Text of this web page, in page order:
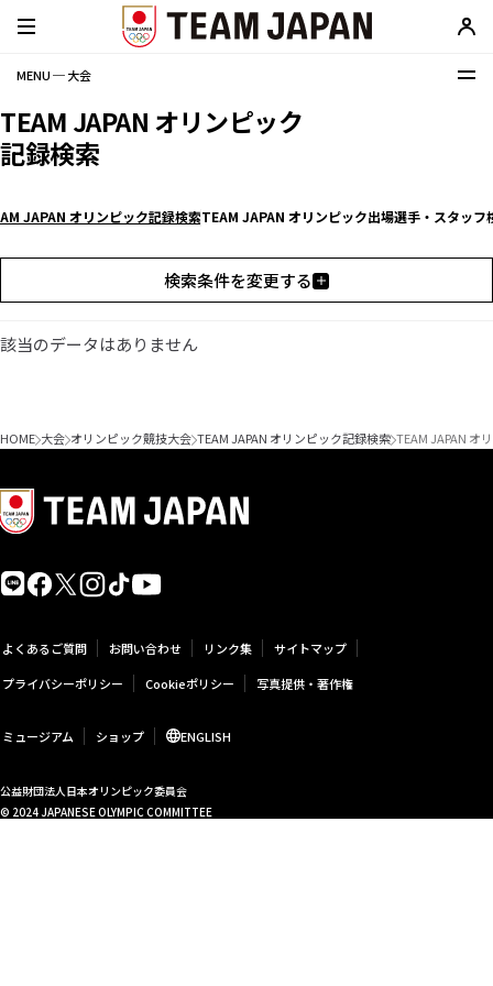
MENU ─ 大会
TEAM JAPAN オリンピック
記録検索
JAPAN オリンピック記録検索TEAM JAPAN オリンピック出場選手・スタッフ
検索条件を変更する
該当のデータはありません
HOME 大会 オリンピック競技大会 TEAM JAPAN オリンピック記録検索 TEAM JAPAN オ
よくあるご質問 お問い合わせ リンク集
サイトマップ
プライバシーポリシー
Cookieポリシー 写真提供・著作権
ミュージアム ショップ ENGLISH
公益財団法人日本オリンピック委員会
© 2024 JAPANESE OLYMPIC COMMITTEE